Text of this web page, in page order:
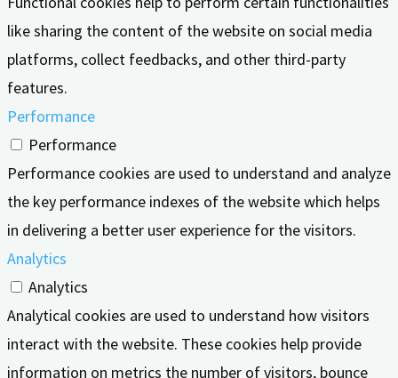
like sharing the content of the website on social media
platforms, collect feedbacks, and other third-party
features.
Performance
Performance
Performance cookies are used to understand and analyze
the key performance indexes of the website which helps
in delivering a better user experience for the visitors.
Analytics
Analytics
Analytical cookies are used to understand how visitors
interact with the website. These cookies help provide
information on metrics the number of visitors, bounce